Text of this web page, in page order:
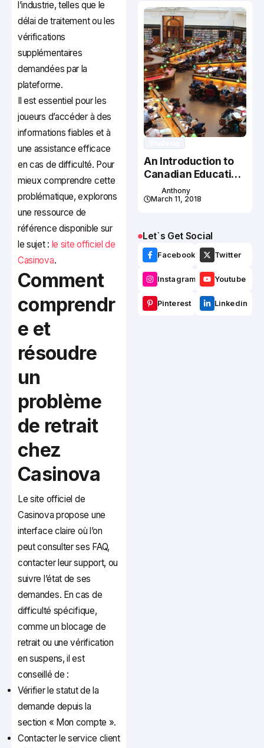
l’industrie, telles que le
délai de traitement ou les
vérifications
supplémentaires
demandées par la
plateforme.
Il est essentiel pour les
joueurs d’accéder à des
informations fiables et à
une assistance efficace
en cas de difficulté. Pour
mieux comprendre cette
problématique, explorons
une ressource de
référence disponible sur
le sujet : le site officiel de
Casinova.
Comment
comprendr
e et
résoudre
un
problème
de retrait
chez
Casinova
Le site officiel de
Casinova propose une
interface claire où l’on
peut consulter ses FAQ,
contacter leur support, ou
suivre l’état de ses
demandes. En cas de
difficulté spécifique,
comme un blocage de
retrait ou une vérification
en suspens, il est
conseillé de :
Vérifier le statut de la
demande depuis la
section « Mon compte ».
Contacter le service client
An Introduction to
Canadian Education
System
Anthony
March 11, 2018
Let`s Get Social
Facebook Twitter
Instagram Youtube
Pinterest Linkedin